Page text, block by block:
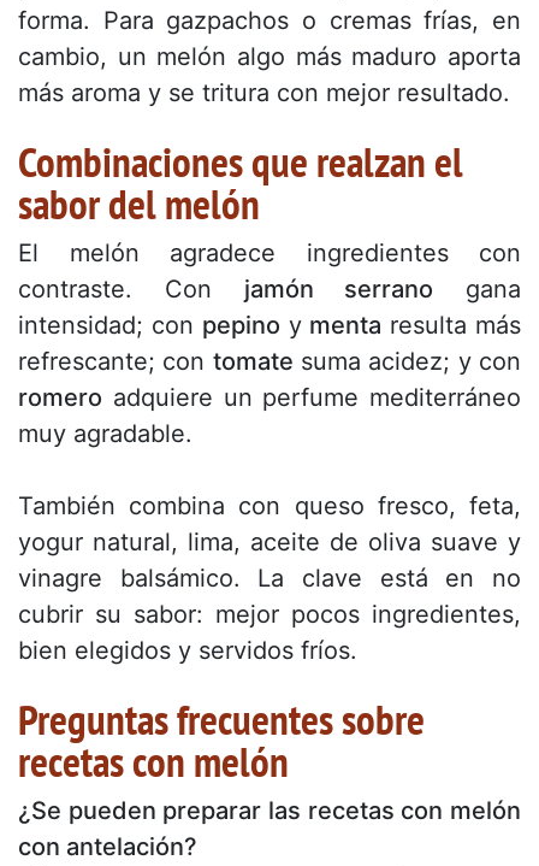
forma. Para gazpachos o cremas frías, en
cambio, un melón algo más maduro aporta
más aroma y se tritura con mejor resultado.
Combinaciones que realzan el
sabor del melón
El melón agradece ingredientes con
contraste. Con jamón serrano gana
intensidad; con pepino y menta resulta más
refrescante; con tomate suma acidez; y con
romero adquiere un perfume mediterráneo
muy agradable.
También combina con queso fresco, feta,
yogur natural, lima, aceite de oliva suave y
vinagre balsámico. La clave está en no
cubrir su sabor: mejor pocos ingredientes,
bien elegidos y servidos fríos.
Preguntas frecuentes sobre
recetas con melón
¿Se pueden preparar las recetas con melón
con antelación?